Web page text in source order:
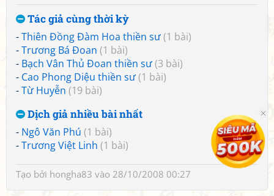
Tác giả cùng thời kỳ
-Thiên Đồng Đàm Hoa thiền sư(1 bài)
-Trương Bá Đoan (1 bài)
- Bạch Vân Thủ Đoan thiền sư(3 bài)
- Cao Phong Diệu thiền sư(1 bài)
-Từ Huyễn (19 bài)
Dịch giả nhiều bài nhất
- Ngô Văn Phú (1 bài)
-Trương Việt Linh (1 bài)
Tạo bởi hongha83 vào 28/10/2008 00:27